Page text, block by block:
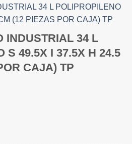
INDUSTRIAL 34 L
S 49.5X I 37.5X H 24.5
CAJA) TP